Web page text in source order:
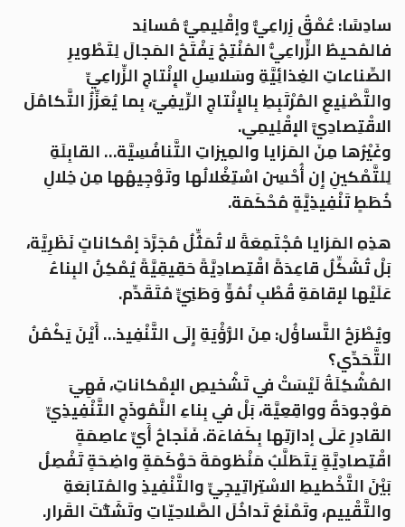
سادِسًا: عُمْقٌ زِراعِيٌّ وإقْلِيمِيٌّ مُسانِد
فالمُحيطُ الزِّراعِيُّ المُنْتِجُ يَفْتَحُ المَجالَ لِتَطْويرِ
الصِّناعاتِ الغِذائِيَّةِ وسَلاسِلِ الإِنْتاجِ الزِّراعِيِّ
والتَّصْنِيعِ المُرْتَبِطِ بِالإِنْتاجِ الرِّيفِيّ، بِما يُعَزِّزُ التَّكامُلَ
الاقْتِصادِيَّ الإقْلِيمِي.
وغَيْرُها مِنَ المَزايا والمِيزاتِ التَّنافُسِيَّة… القابِلَةِ
لِلتَّمْكينِ إِن أُحْسِنَ اسْتِغْلالُها وتَوْجِيهُها مِن خِلالِ
خُطَطٍ تَنْفِيذِيَّةٍ مُحْكَمَة.
هذِهِ المَزايا مُجْتَمِعَةً لا تُمَثِّلُ مُجَرَّدَ إمْكاناتٍ نَظَرِيَّة،
بَلْ تُشَكِّلُ قاعِدَةً اقْتِصادِيَّةً حَقِيقِيَّةً يُمْكِنُ البِناءُ
عَلَيْها لإقامَةِ قُطْبِ نُمُوٍّ وَطَنِيٍّ مُتَقَدِّم.
ويُطْرَحُ التَّساؤُل: مِنَ الرُّؤْيَةِ إِلَى التَّنْفِيذ… أَيْنَ يَكْمُنُ
التَّحَدِّي؟
المُشْكِلَةُ لَيْسَتْ في تَشْخيصِ الإمْكاناتِ، فَهِيَ
مَوْجودَةٌ وواقِعِيَّة، بَلْ في بِناءِ النَّمُوذَجِ التَّنْفِيذِيِّ
القادِرِ عَلَى إدارَتِها بِكَفاءَة. فَنَجاحُ أَيِّ عاصِمَةٍ
اقْتِصادِيَّةٍ يَتَطَلَّبُ مَنْظومَةَ حَوْكَمَةٍ واضِحَةٍ تَفْصِلُ
بَيْنَ التَّخْطيطِ الاسْتِراتِيجِيِّ والتَّنْفِيذِ والمُتابَعَةِ
والتَّقْييم، وتَمْنَعُ تَداخُلَ الصَّلاحِيّاتِ وتَشَتُّتَ القَرار.